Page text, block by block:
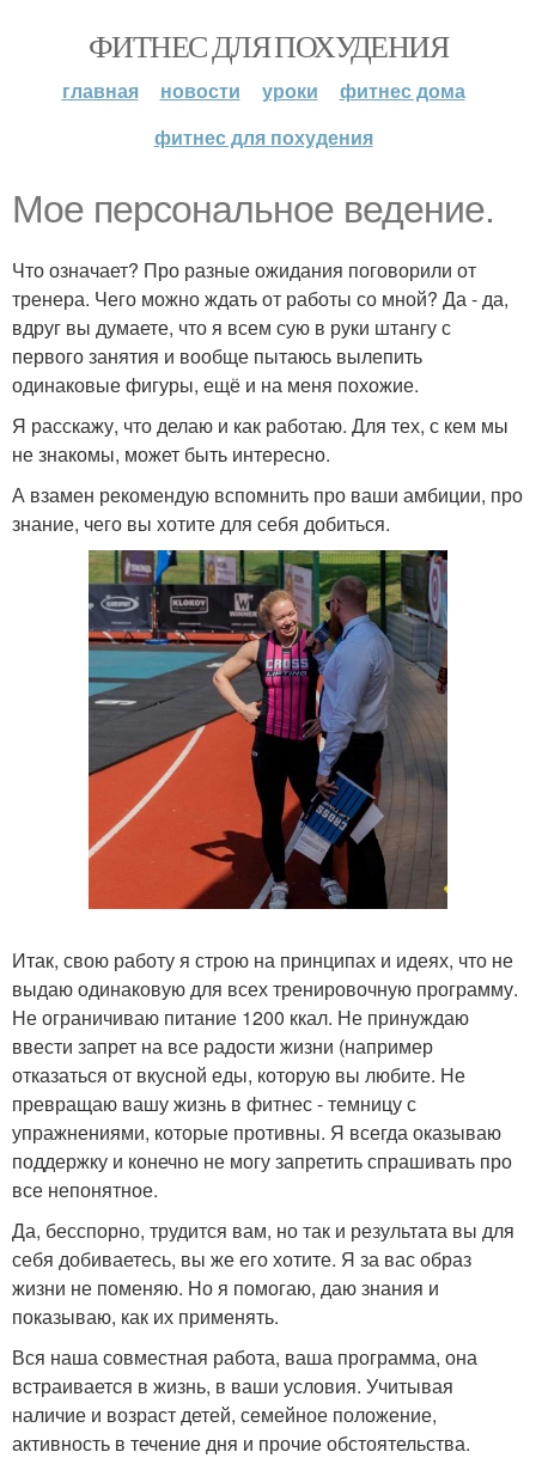
ФИТНЕС ДЛЯ ПОХУДЕНИЯ
главная новости уроки
фитнес дома
фитнес для похудения
Мое персональное ведение.
Что означает? Про разные ожидания поговорили от
тренера. Чего можно ждать от работы со мной? Да - да,
вдруг вы думаете, что я всем сую в руки штангу с
первого занятия и вообще пытаюсь вылепить
одинаковые фигуры, ещё и на меня похожие.
Я расскажу, что делаю и как работаю. Для тех, с кем мы
не знакомы, может быть интересно.
А взамен рекомендую вспомнить про ваши амбиции, про
знание, чего вы хотите для себя добиться.
Итак, свою работу я строю на принципах и идеях, что не
выдаю одинаковую для всех тренировочную программу.
Не ограничиваю питание 1200 ккал. Не принуждаю
ввести запрет на все радости жизни (например
отказаться от вкусной еды, которую вы любите. Не
превращаю вашу жизнь в фитнес - темницу с
упражнениями, которые противны. Я всегда оказываю
поддержку и конечно не могу запретить спрашивать про
все непонятное.
Да, бесспорно, трудится вам, но так и результата вы для
себя добиваетесь, вы же его хотите. Я за вас образ
жизни не поменяю. Но я помогаю, даю знания и
показываю, как их применять.
Вся наша совместная работа, ваша программа, она
встраивается в жизнь, в ваши условия. Учитывая
наличие и возраст детей, семейное положение,
активность в течение дня и прочие обстоятельства.